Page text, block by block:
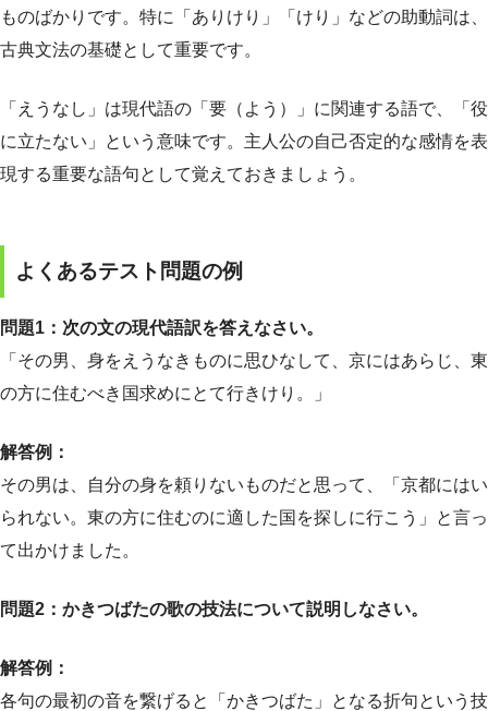
ものばかりです。特に「ありけり」「けり」などの助動詞は、
古典文法の基礎として重要です。
「えうなし」は現代語の「要（よう）」に関連する語で、「役
に立たない」という意味です。主人公の自己否定的な感情を表
現する重要な語句として覚えておきましょう。
よくあるテスト問題の例
問題1：次の文の現代語訳を答えなさい。
「その男、身をえうなきものに思ひなして、京にはあらじ、東
の方に住むべき国求めにとて行きけり。」
解答例：
その男は、自分の身を頼りないものだと思って、「京都にはい
られない。東の方に住むのに適した国を探しに行こう」と言っ
て出かけました。
問題2：かきつばたの歌の技法について説明しなさい。
解答例：
各句の最初の音を繋げると「かきつばた」となる折句という技